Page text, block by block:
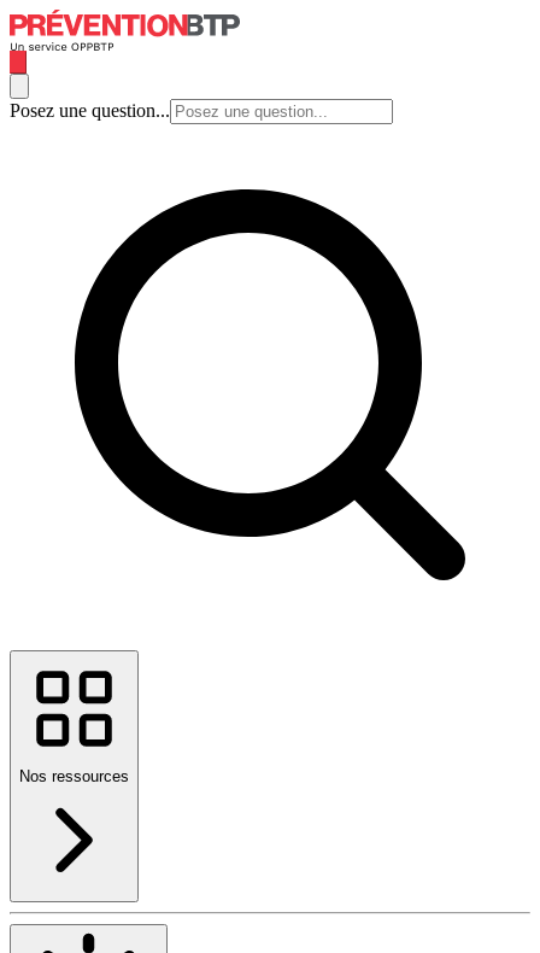
Posez une question...
Nos ressources